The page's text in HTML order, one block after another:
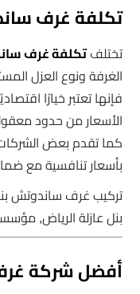
تكلفة غرف
تختلفتكلفة غرف
الغرفة ونوع العزل
فإنها تعتبر خيارًا
الأسعار من حدود
كما تقدم بعض
بأسعار تنافسية مع
تركيب غرف ساندوتش
بنل عازلة الرياض,
أفضل شركة